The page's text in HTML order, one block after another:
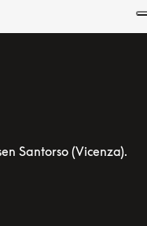
Santorso (Vicenza).